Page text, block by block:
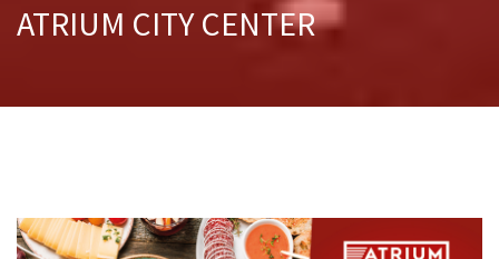
ATRIUM CITY CENTER